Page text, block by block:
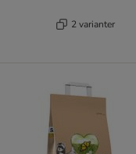
2 varianter